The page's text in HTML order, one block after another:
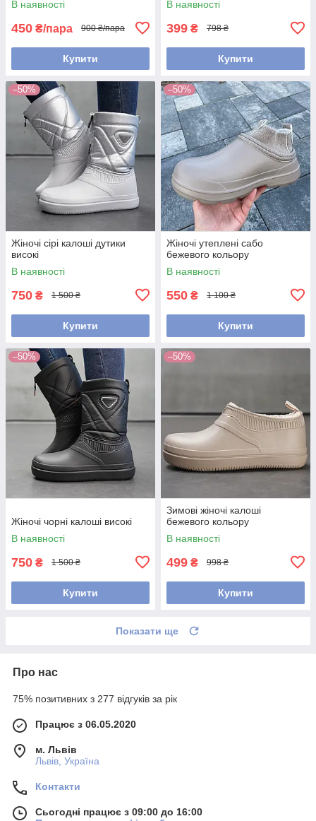
В наявності
450 ₴/пара 900 ₴/пара
Купити
В наявності
399 ₴ 798 ₴
Купити
–50%
Жіночі сірі калоші дутики
високі
В наявності
750 ₴ 1 500 ₴
Купити
–50%
Жіночі утеплені сабо
бежевого кольору
В наявності
550 ₴ 1 100 ₴
Купити
–50%
Жіночі чорні калоші високі
В наявності
750 ₴ 1 500 ₴
Купити
–50%
Зимові жіночі калоші
бежевого кольору
В наявності
499 ₴ 998 ₴
Купити
Показати ще
Про нас
75% позитивних з 277 відгуків за рік
Працює з 06.05.2020
м. Львів
Львів, Україна
Контакти
Сьогодні працює з 09:00 до 16:00